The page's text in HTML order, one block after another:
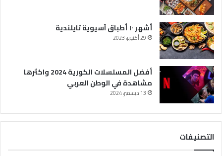
ي
ا
ل
و
ط
ن
ا
ل
ع
ر
ب
ي
أشهر ١٠ أطباق آسيوية تايلندية
29 أكتوبر، 2023
أفضل المسلسلات الكورية 2024 واكثرها
مشاهدة في الوطن العربي
13 ديسمبر، 2024
التصنيفات